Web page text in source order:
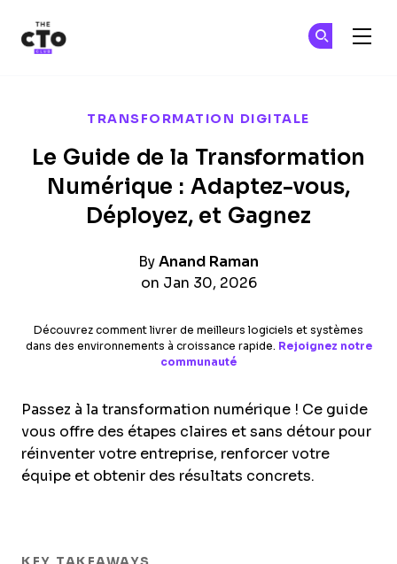
TRANSFORMATION DIGITALE
Le Guide de la Transformation
Numérique : Adaptez-vous,
Déployez, et Gagnez
By Anand Raman
on Jan 30, 2026
Découvrez comment livrer de meilleurs logiciels et systèmes
dans des environnements à croissance rapide. Rejoignez notre
communauté
Passez à la transformation numérique ! Ce guide
vous offre des étapes claires et sans détour pour
réinventer votre entreprise, renforcer votre
équipe et obtenir des résultats concrets.